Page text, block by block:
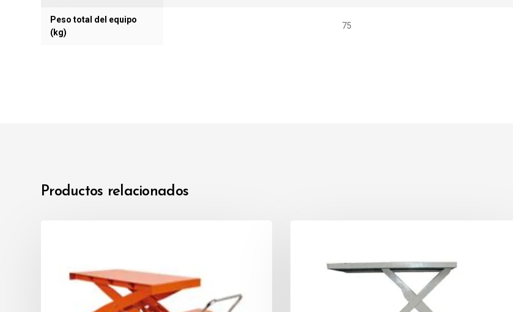
Peso total del equipo
(kg)
75
Productos relacionados